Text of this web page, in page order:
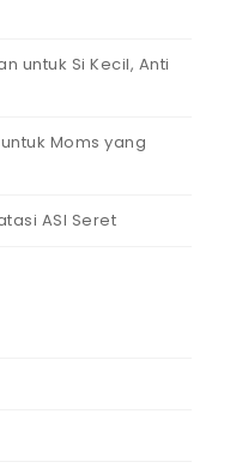
untuk Si Kecil, Anti
Moms yang
ASI Seret